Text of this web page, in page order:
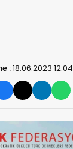
:18.06.2023 12:04